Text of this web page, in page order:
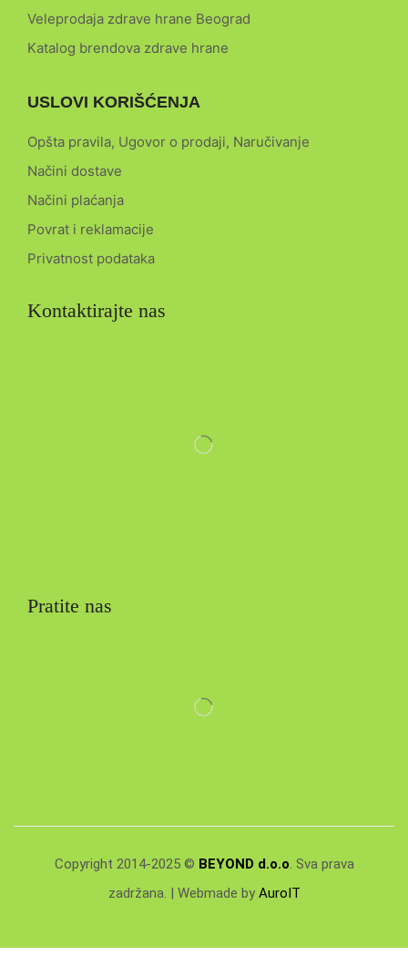
Veleprodaja zdrave hrane Beograd
Katalog brendova zdrave hrane
USLOVI KORIŠĆENJA
Opšta pravila, Ugovor o prodaji, Naručivanje
Načini dostave
Načini plaćanja
Povrat i reklamacije
Privatnost podataka
Kontaktirajte nas
Pratite nas
Copyright 2014-2025 © BEYOND d.o.o. Sva prava
zadržana. | Webmade by AuroIT